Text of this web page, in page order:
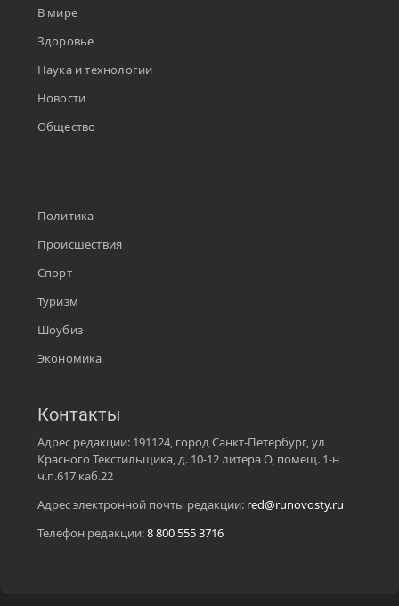
В мире
Здоровье
Наука и технологии
Новости
Общество
Политика
Происшествия
Спорт
Туризм
Шоубиз
Экономика
Контакты
Адрес редакции: 191124, город Санкт-Петербург, ул
Красного Текстильщика, д. 10-12 литера О, помещ. 1-н
ч.п.617 каб.22
Адрес электронной почты редакции: red@runovosty.ru
Телефон редакции:8 800 555 3716